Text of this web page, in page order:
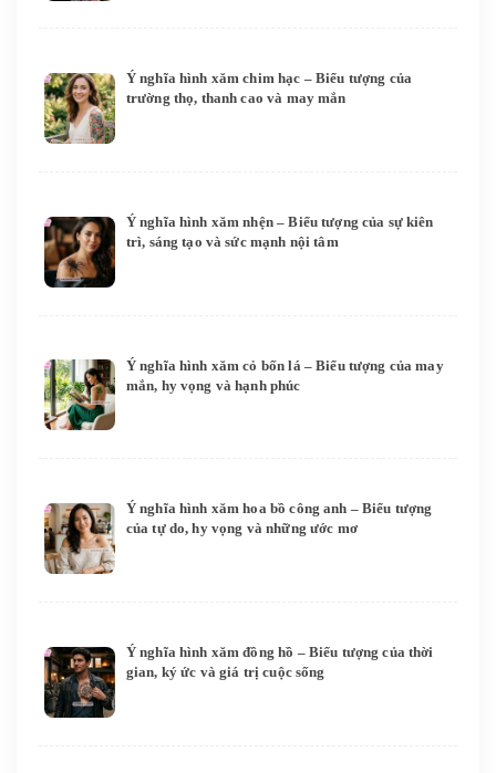
Ý nghĩa hình xăm chim hạc – Biểu tượng của
trường thọ, thanh cao và may mắn
Ý nghĩa hình xăm nhện – Biểu tượng của sự kiên
trì, sáng tạo và sức mạnh nội tâm
Ý nghĩa hình xăm cỏ bốn lá – Biểu tượng của may
mắn, hy vọng và hạnh phúc
Ý nghĩa hình xăm hoa bồ công anh – Biểu tượng
của tự do, hy vọng và những ước mơ
Ý nghĩa hình xăm đồng hồ – Biểu tượng của thời
gian, ký ức và giá trị cuộc sống